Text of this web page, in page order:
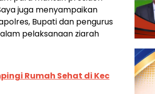
juga menyampaikan
Bupati dan pengurus
pelaksanaan ziarah
Rumah Sehat di Kec